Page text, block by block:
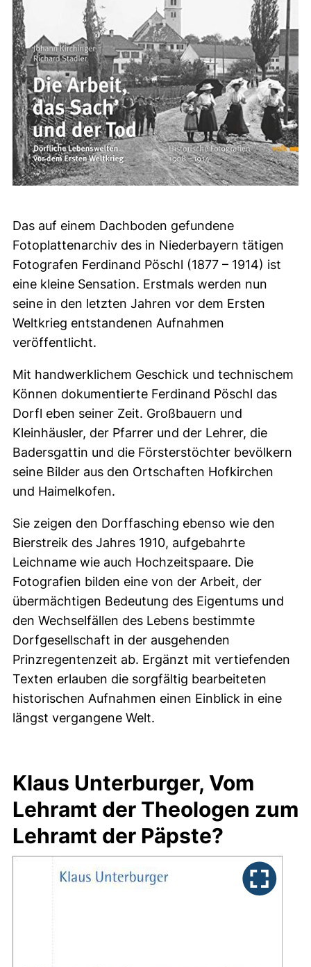
Das auf einem Dachboden gefundene
Fotoplattenarchiv des in Niederbayern tätigen
Fotografen Ferdinand Pöschl (1877 – 1914) ist
eine kleine Sensation. Erstmals werden nun
seine in den letzten Jahren vor dem Ersten
Weltkrieg entstandenen Aufnahmen
veröffentlicht.
Mit handwerklichem Geschick und technischem
Können dokumentierte Ferdinand Pöschl das
Dorfl eben seiner Zeit. Großbauern und
Kleinhäusler, der Pfarrer und der Lehrer, die
Badersgattin und die Försterstöchter bevölkern
seine Bilder aus den Ortschaften Hofkirchen
und Haimelkofen.
Sie zeigen den Dorffasching ebenso wie den
Bierstreik des Jahres 1910, aufgebahrte
Leichname wie auch Hochzeitspaare. Die
Fotografien bilden eine von der Arbeit, der
übermächtigen Bedeutung des Eigentums und
den Wechselfällen des Lebens bestimmte
Dorfgesellschaft in der ausgehenden
Prinzregentenzeit ab. Ergänzt mit vertiefenden
Texten erlauben die sorgfältig bearbeiteten
historischen Aufnahmen einen Einblick in eine
längst vergangene Welt.
Klaus Unterburger, Vom
Lehramt der Theologen zum
Lehramt der Päpste?